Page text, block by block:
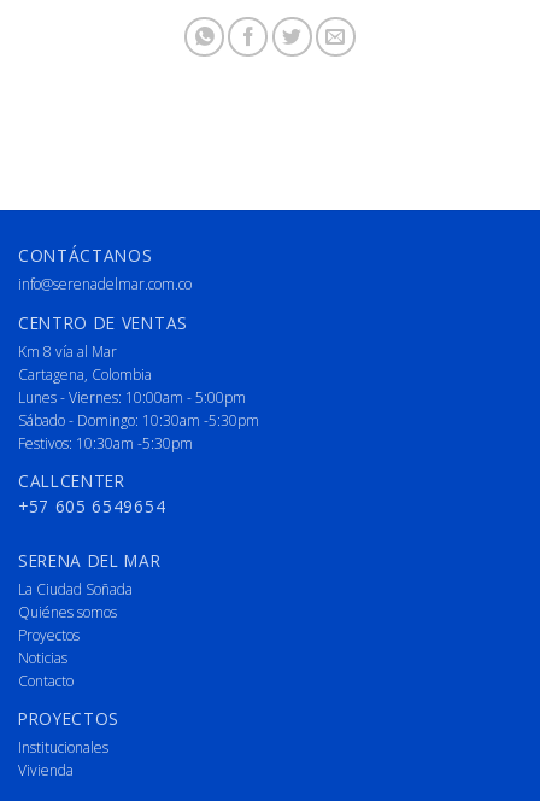
CONTÁCTANOS
info@serenadelmar.com.co
CENTRO DE VENTAS
Km 8 vía al Mar
Cartagena, Colombia
Lunes - Viernes: 10:00am - 5:00pm
Sábado - Domingo: 10:30am -5:30pm
Festivos: 10:30am -5:30pm
CALLCENTER
+57 605 6549654
SERENA DEL MAR
La Ciudad Soñada
Quiénes somos
Proyectos
Noticias
Contacto
PROYECTOS
Institucionales
Vivienda